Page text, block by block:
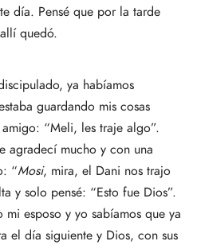
día. Pensé que por la tarde
quedó.
ya habíamos
guardando mis cosas
“Meli, les traje algo”.
agradecí mucho y con una
“Mosi, mira, el Dani nos trajo
y solo pensé: “Esto fue Dios”.
esposo y yo sabíamos que ya
el día siguiente y Dios, con sus